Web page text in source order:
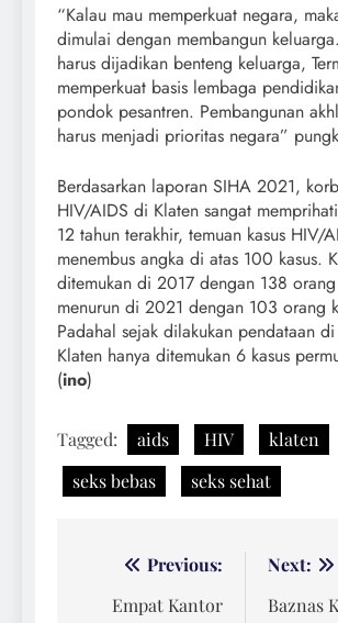
“Kalau mau memperkuat negara,
dimulai dengan membangun
harus dijadikan benteng keluarga,
memperkuat basis lembaga
pondok pesantren. Pembangunan
harus menjadi prioritas negara”
Berdasarkan laporan SIHA 2021,
HIV/AIDS di Klaten sangat
12 tahun terakhir, temuan kasus HIV/
menembus angka di atas 100 kasus.
ditemukan di 2017 dengan 138
menurun di 2021 dengan 103 orang
Padahal sejak dilakukan pendataan
Klaten hanya ditemukan 6 kasus
(ino)
Tagged: aids HIV
klaten
seks bebas
seks sehat
Navigasi
pos
Previous:
Empat Kantor
Next:
Baznas